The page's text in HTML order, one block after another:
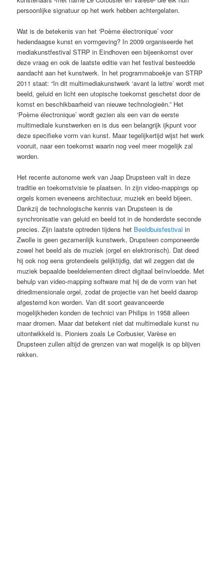
persoonlijke signatuur op het werk hebben achtergelaten.
Wat is de betekenis van het ‘Poème électronique’ voor
hedendaagse kunst en vormgeving? In 2009 organiseerde het
mediakunstfestival STRP in Eindhoven een bijeenkomst over
deze vraag en ook de laatste editie van het festival besteedde
aandacht aan het kunstwerk. In het programmaboekje van STRP
2011 staat: “In dit multimediakunstwerk ‘avant la lettre’ wordt met
beeld, geluid en licht een utopische toekomst geschetst door de
komst en beschikbaarheid van nieuwe technologieën.” Het
‘Poème électronique’ wordt gezien als een van de eerste
multimediale kunstwerken en is dus een belangrijk ijkpunt voor
deze specifieke vorm van kunst. Maar tegelijkertijd wijst het werk
vooruit, naar een toekomst waarin nog veel meer mogelijk zal
worden.
Het recente autonome werk van Jaap Drupsteen valt in deze
traditie en toekomstvisie te plaatsen. In zijn video-mappings op
orgels komen eveneens architectuur, muziek en beeld bijeen.
Dankzij de technologische kennis van Drupsteen is de
synchronisatie van geluid en beeld tot in de honderdste seconde
precies. Zijn laatste optreden tijdens het Beeldbuisfestival in
Zwolle is geen gezamenlijk kunstwerk, Drupsteen componeerde
zowel het beeld als de muziek (orgel en elektronisch). Dat deed
hij ook nog eens grotendeels gelijktijdig, dat wil zeggen dat de
muziek bepaalde beeldelementen direct digitaal beïnvloedde. Met
behulp van video-mapping software mat hij de de vorm van het
driedimensionale orgel, zodat de projectie van het beeld daarop
afgestemd kon worden. Van dit soort geavanceerde
mogelijkheden konden de technici van Philips in 1958 alleen
maar dromen. Maar dat betekent niet dat multimediale kunst nu
uitontwikkeld is. Pioniers zoals Le Corbusier, Varèse en
Drupsteen zullen altijd de grenzen van wat mogelijk is op blijven
rekken.